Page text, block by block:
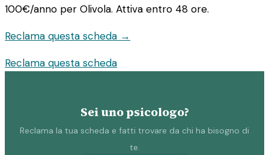
100€/anno per Olivola. Attiva entro 48 ore.
Reclama questa scheda →
Reclama questa scheda
Sei uno psicologo?
Reclama la tua scheda e fatti trovare da chi ha bisogno di
te.